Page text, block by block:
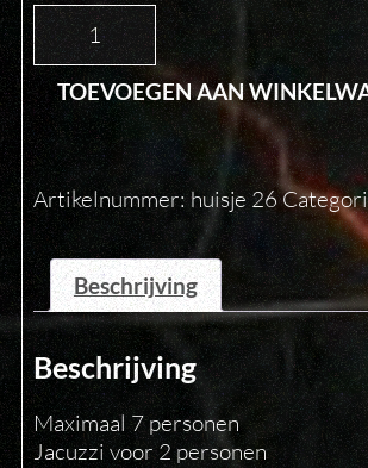
Luxe
bungalow
7
personen
met
jacuzzi
-
Huisje
26
aantal
TOEVOEGEN AAN
Artikelnummer:huisje 26
Beschrijving
Beschrijving
Maximaal 7 personen
Jacuzzi voor 2 personen